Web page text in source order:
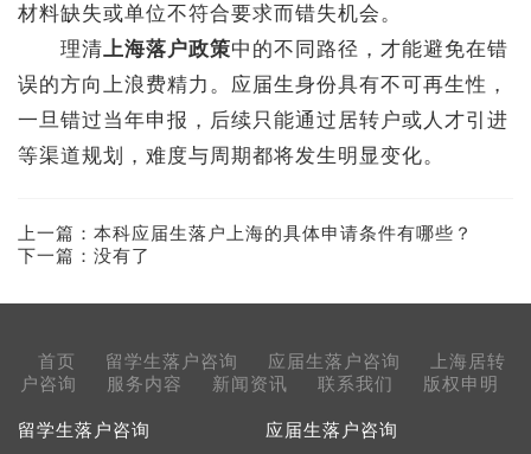
材料缺失或单位不符合要求而错失机会。
理清上海落户政策中的不同路径，才能避免在错
误的方向上浪费精力。应届生身份具有不可再生性，
一旦错过当年申报，后续只能通过居转户或人才引进
等渠道规划，难度与周期都将发生明显变化。
上一篇： 本科应届生落户上海的具体申请条件有哪些？
下一篇：没有了
首页 留学生落户咨询 应届生落户咨询
上海居转
户咨询
服务内容 新闻资讯 联系我们 版权申明
留学生落户咨询
应届生落户咨询